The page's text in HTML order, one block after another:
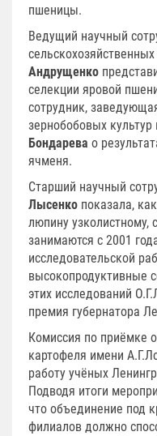
пшеницы.
Ведущий научный
сельскохозяйственных
Андрущенко
селекции яровой
сотрудник,
зернобобовых культур
Бондарева о
ячменя.
Старший научный
Лысенко показала,
люпину узколистному,
занимаются с 2001
исследовательской
высокопродуктивные
этих исследований
премия губернатора
Комиссия по
картофеля имени
работу учёных
Подводя итоги
что объединение под
филиалов должно